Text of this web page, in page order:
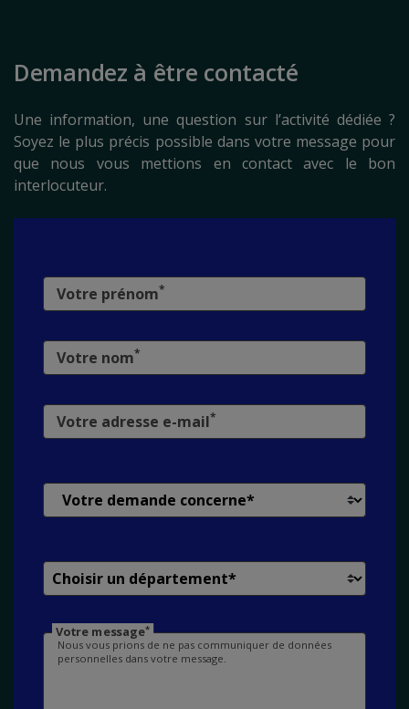
Demandez à être contacté
Une information, une question sur l’activité dédiée ?
Soyez le plus précis possible dans votre message pour
que nous vous mettions en contact avec le bon
interlocuteur.
Votre prénom*
Votre nom*
Votre adresse e-mail*
Votre message*